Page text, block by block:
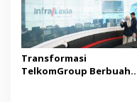
Transformasi
TelkomGroup Berbuah